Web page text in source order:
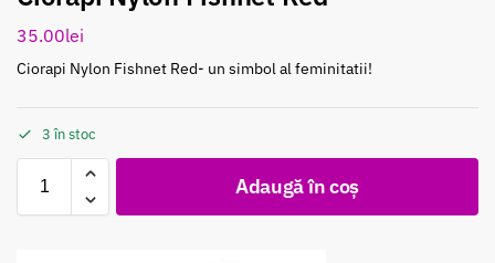
35.00lei
Ciorapi Nylon Fishnet Red- un simbol al feminitatii!
3 în stoc
Adaugă în coș